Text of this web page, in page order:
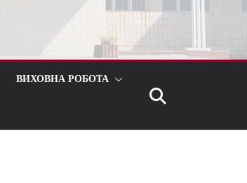
ВИХОВНА РОБОТА